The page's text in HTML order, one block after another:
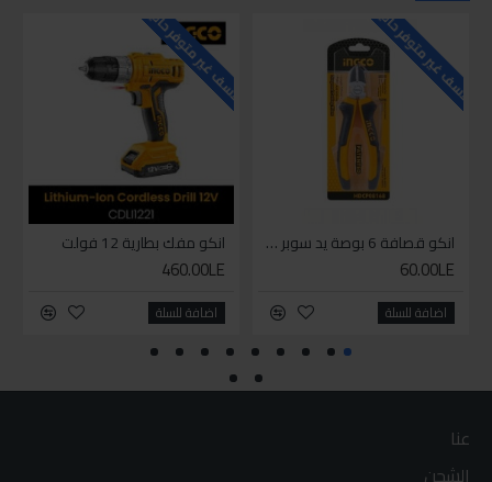
للاسف غير متوفر حاليا
انكو قصافة 6 بوصة يد سوبر وان
60.00LE
اضافة للسلة
للاسف غير متوفر حاليا
انكو مفك بطارية 12 فولت
460.00LE
اضافة للسلة
عنا
الشحن